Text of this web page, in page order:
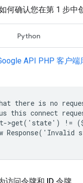
何确认您在第 1 步中
Python
API PHP 客户端
there is no
this connect
>get('state') !=
Response('Invalid